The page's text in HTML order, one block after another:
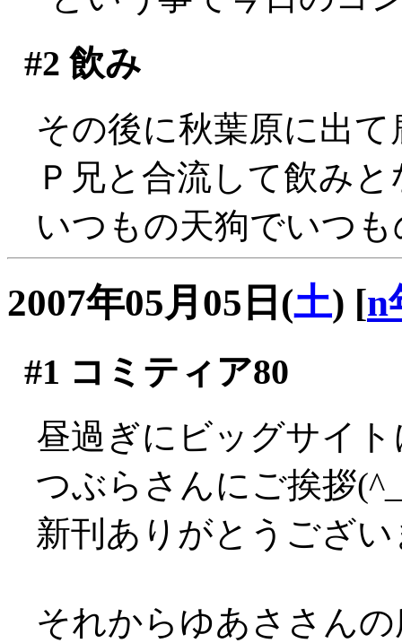
#2 飲み
その後に秋葉原に出
Ｐ兄と合流して飲み
いつもの天狗でいつ
2007年05月05日(土) [n
#1 コミティア80
昼過ぎにビッグサイ
つぶらさんにご挨拶
新刊ありがとうござ
それからゆあささん